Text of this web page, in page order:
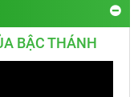
BẬC THÁNH